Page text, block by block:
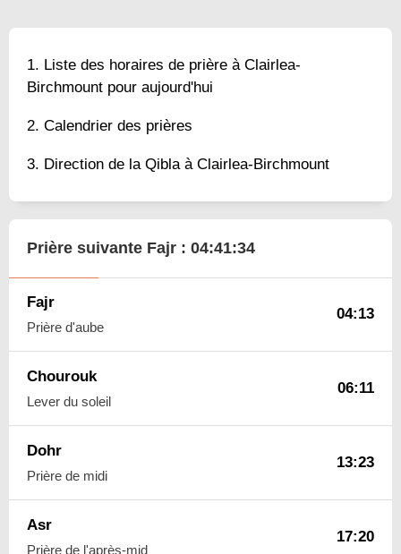
Liste des horaires de prière à Clairlea-
Birchmount pour aujourd'hui
Calendrier des prières
Direction de la Qibla à Clairlea-Birchmount
Prière suivante Fajr : 04:41:33
Fajr
Prière d'aube
04:13
Chourouk
Lever du soleil
06:11
Dohr
Prière de midi
13:23
Asr
Prière de l'après-mid
17:20